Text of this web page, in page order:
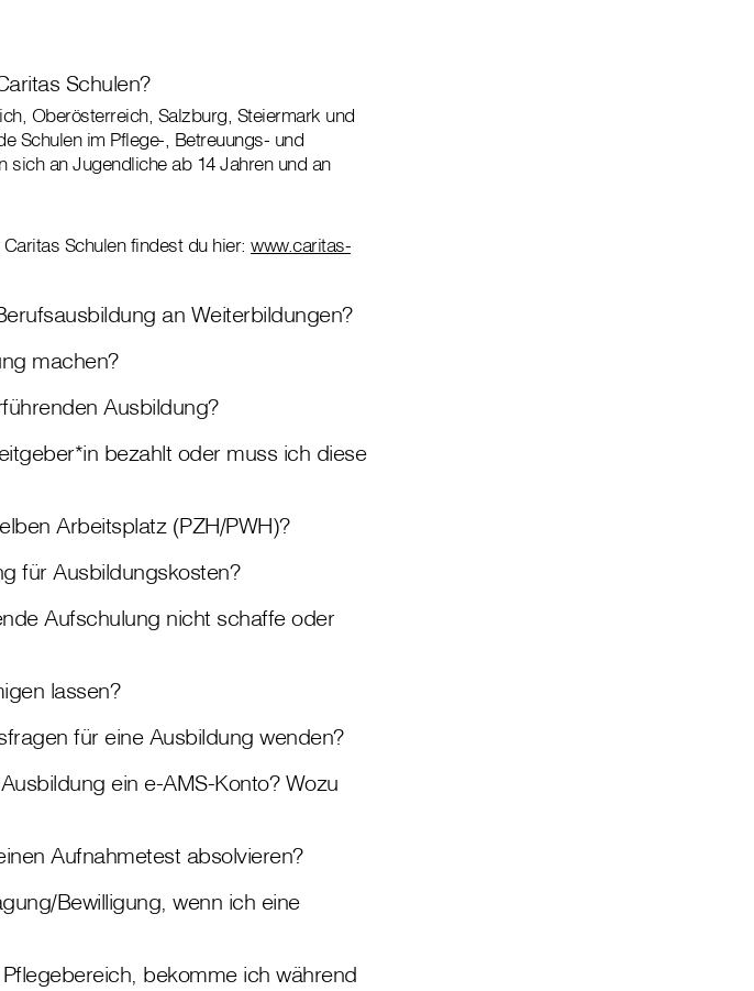
Schulen?
Oberösterreich, Salzburg, Steiermark und
Schulen im Pflege-, Betreuungs- und
sich an Jugendliche ab 14 Jahren und an
Schulen findest du hier: www.caritas-
an Weiterbildungen?
machen?
Ausbildung?
bezahlt oder muss ich diese
Arbeitsplatz (PZH/PWH)?
für Ausbildungskosten?
Aufschulung nicht schaffe oder
lassen?
für eine Ausbildung wenden?
ein e-AMS-Konto? Wozu
Aufnahmetest absolvieren?
Bewilligung, wenn ich eine
bekomme ich während